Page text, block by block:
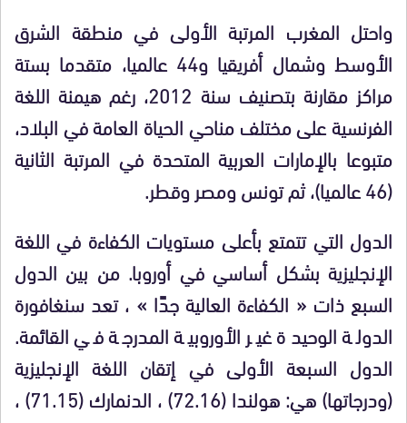
واحتل المغرب المرتبة الأولى في منطقة الشرق
الأوسط وشمال أفريقيا و44 عالميا، متقدما بستة
مراكز مقارنة بتصنيف سنة 2012، رغم هيمنة اللغة
الفرنسية على مختلف مناحي الحياة العامة في البلاد،
متبوعا بالإمارات العربية المتحدة في المرتبة الثانية
(46 عالميا)، ثم تونس ومصر وقطر.
الدول التي تتمتع بأعلى مستويات الكفاءة في اللغة
الإنجليزية بشكل أساسي في أوروبا. من بين الدول
السبع ذات « الكفاءة العالية جدًا » ، تعد سنغافورة
الدولة الوحيدة غير الأوروبية المدرجة في القائمة.
الدول السبعة الأولى في إتقان اللغة الإنجليزية
(ودرجاتها) هي: هولندا (72.16) ، الدنمارك (71.15) ،